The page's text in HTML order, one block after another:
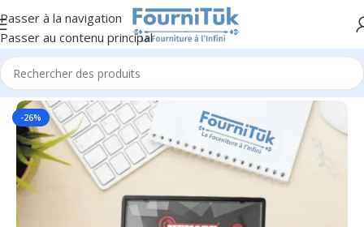
Passer à la navigation
Passer au contenu principal
Accueil/Fourniture de Bureau/Accessoires de Bureau
-26%